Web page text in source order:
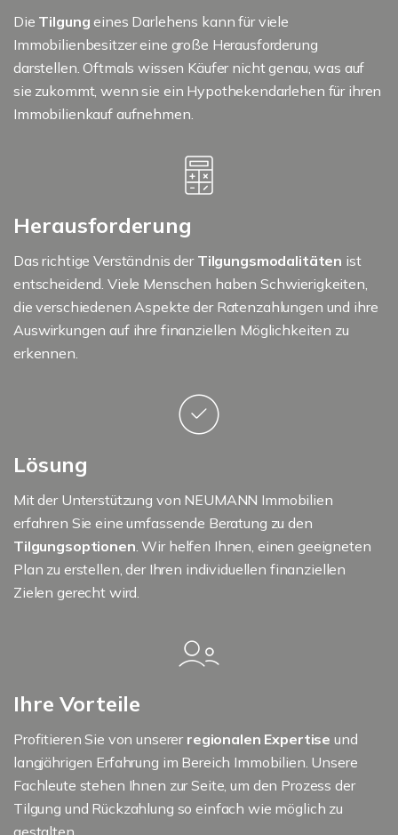
Die Tilgung eines Darlehens kann für viele
Immobilienbesitzer eine große Herausforderung
darstellen. Oftmals wissen Käufer nicht genau, was auf
sie zukommt, wenn sie ein Hypothekendarlehen für ihren
Immobilienkauf aufnehmen.
Herausforderung
Das richtige Verständnis der Tilgungsmodalitäten ist
entscheidend. Viele Menschen haben Schwierigkeiten,
die verschiedenen Aspekte der Ratenzahlungen und ihre
Auswirkungen auf ihre finanziellen Möglichkeiten zu
erkennen.
Lösung
Mit der Unterstützung von NEUMANN Immobilien
erfahren Sie eine umfassende Beratung zu den
Tilgungsoptionen. Wir helfen Ihnen, einen geeigneten
Plan zu erstellen, der Ihren individuellen finanziellen
Zielen gerecht wird.
Ihre Vorteile
Profitieren Sie von unserer regionalen Expertise und
langjährigen Erfahrung im Bereich Immobilien. Unsere
Fachleute stehen Ihnen zur Seite, um den Prozess der
Tilgung und Rückzahlung so einfach wie möglich zu
gestalten.